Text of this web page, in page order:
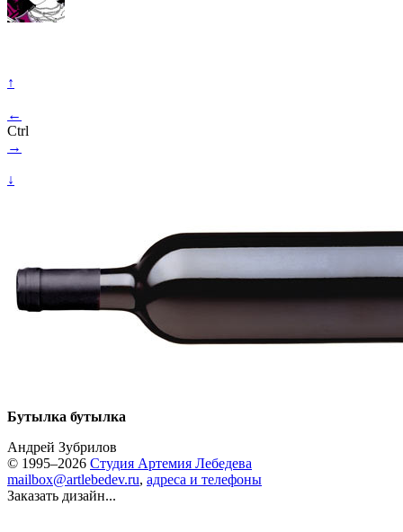
↑
←
Ctrl
→
↓
Бутылка бутылка
Андрей Зубрилов
© 1995–2026 Студия Артемия Лебедева
mailbox@artlebedev.ru, адреса и телефоны
Заказать дизайн...